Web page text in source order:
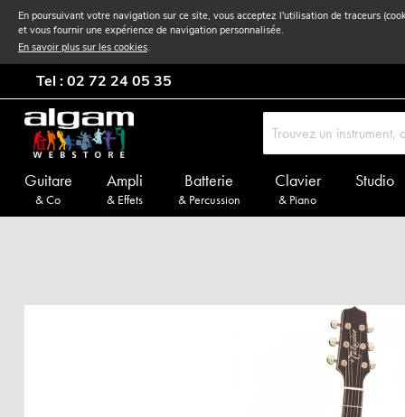
En poursuivant votre navigation sur ce site, vous acceptez l'utilisation de traceurs
et vous fournir une expérience de navigation personnalisée.
En savoir plus sur les cookies.
Tel : 02 72 24 05 35
Guitare
& Co
Ampli
& Effets
Batterie
& Percussion
Clavier
& Piano
Studio